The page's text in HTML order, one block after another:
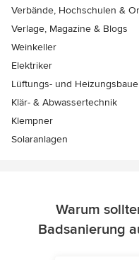
Verbände, Hochschulen &
Verlage, Magazine & Blogs
Weinkeller
Elektriker
Lüftungs- und
Klär- & Abwassertechnik
Klempner
Solaranlagen
Warum
Badsanierung